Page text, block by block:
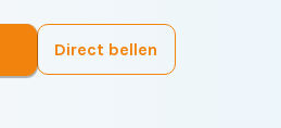
Direct bellen